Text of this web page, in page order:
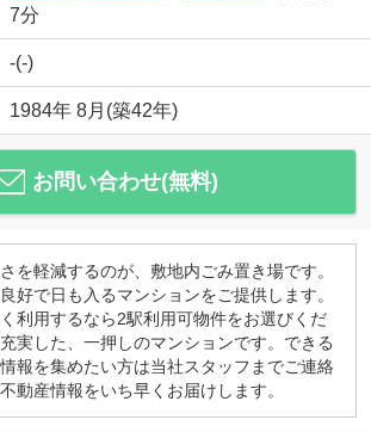
7分
-(-)
1984年 8月(築42年)
お問い合わせ(無料)
を軽減するのが、敷地内ごみ置き場です。
好で日も入るマンションをご提供します。
利用するなら2駅利用可物件をお選びくだ
実した、一押しのマンションです。できる
報を集めたい方は当社スタッフまでご連絡
動産情報をいち早くお届けします。